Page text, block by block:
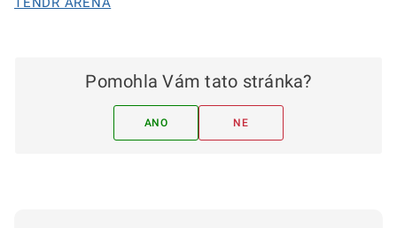
Pomohla Vám tato stránka?
ANO NE